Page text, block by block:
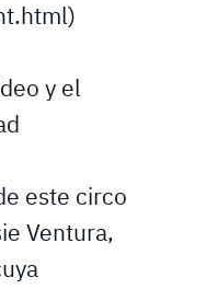
y el
este circo
Ventura,